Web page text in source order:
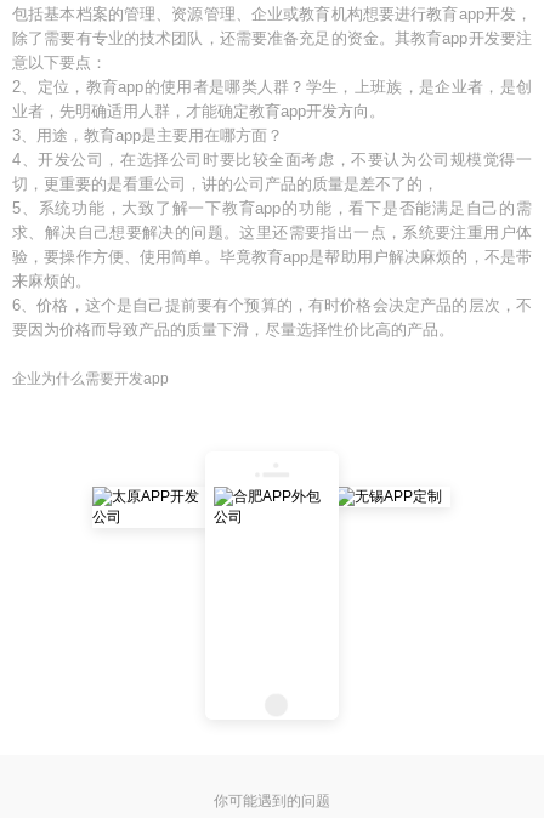
包括基本档案的管理、资源管理、企业或教育机构想要进行教育app开发，
除了需要有专业的技术团队，还需要准备充足的资金。其教育app开发要注
意以下要点：
2、定位，教育app的使用者是哪类人群？学生，上班族，是企业者，是创
业者，先明确适用人群，才能确定教育app开发方向。
3、用途，教育app是主要用在哪方面？
4、开发公司，在选择公司时要比较全面考虑，不要认为公司规模觉得一
切，更重要的是看重公司，讲的公司产品的质量是差不了的，
5、系统功能，大致了解一下教育app的功能，看下是否能满足自己的需
求、解决自己想要解决的问题。这里还需要指出一点，系统要注重用户体
验，要操作方便、使用简单。毕竟教育app是帮助用户解决麻烦的，不是带
来麻烦的。
6、价格，这个是自己提前要有个预算的，有时价格会决定产品的层次，不
要因为价格而导致产品的质量下滑，尽量选择性价比高的产品。
企业为什么需要开发app
你可能遇到的问题